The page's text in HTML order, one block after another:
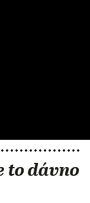
to dávno